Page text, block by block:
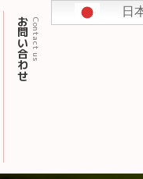
お問い合わせContact us
日